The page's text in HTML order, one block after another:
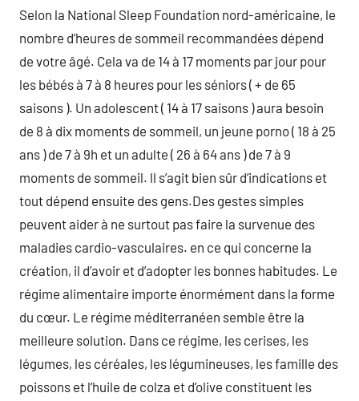
Selon la National Sleep Foundation nord-américaine, le
nombre d’heures de sommeil recommandées dépend
de votre âgé. Cela va de 14 à 17 moments par jour pour
les bébés à 7 à 8 heures pour les séniors ( + de 65
saisons ). Un adolescent ( 14 à 17 saisons ) aura besoin
de 8 à dix moments de sommeil, un jeune porno ( 18 à 25
ans ) de 7 à 9h et un adulte ( 26 à 64 ans ) de 7 à 9
moments de sommeil. ll s’agit bien sûr d’indications et
tout dépend ensuite des gens.Des gestes simples
peuvent aider à ne surtout pas faire la survenue des
maladies cardio-vasculaires. en ce qui concerne la
création, il d’avoir et d’adopter les bonnes habitudes. Le
régime alimentaire importe énormément dans la forme
du cœur. Le régime méditerranéen semble être la
meilleure solution. Dans ce régime, les cerises, les
légumes, les céréales, les légumineuses, les famille des
poissons et l’huile de colza et d’olive constituent les